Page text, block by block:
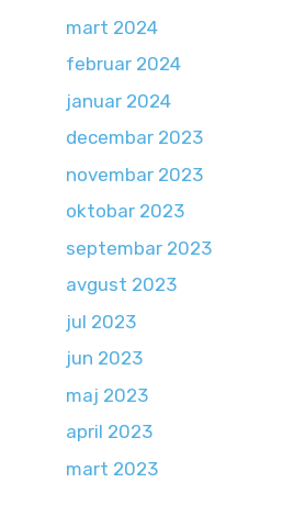
mart 2024
februar 2024
januar 2024
decembar 2023
novembar 2023
oktobar 2023
septembar 2023
avgust 2023
jul 2023
jun 2023
maj 2023
april 2023
mart 2023